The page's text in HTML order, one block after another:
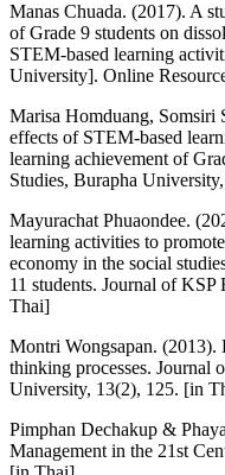
Manas Chuada. (2017). A
of Grade 9 students on
STEM-based learning
University]. Online
Marisa Homduang, Somsiri
effects of STEM-based
learning achievement of
Studies, Burapha
Mayurachat Phuaondee.
learning activities to
economy in the social
11 students. Journal of
Thai]
Montri Wongsapan. (2013).
thinking processes. Journal
University, 13(2), 125. [in
Pimphan Dechakup &
Management in the 21st